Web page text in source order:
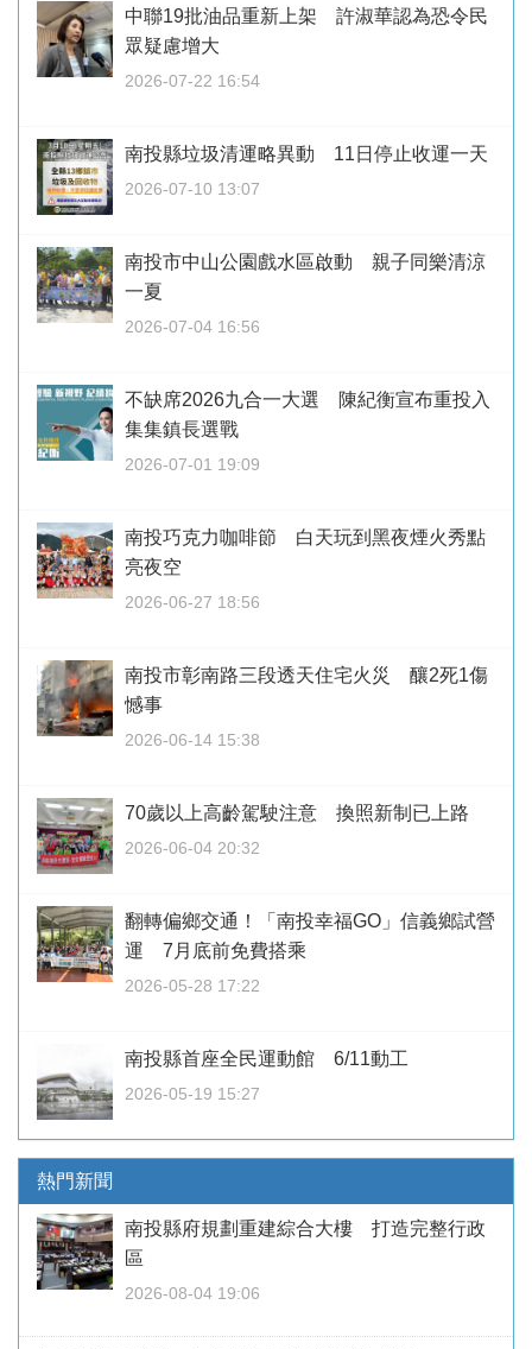
中聯19批油品重新上架 許淑華認為恐令民
眾疑慮增大
2026-07-22 16:54
南投縣垃圾清運略異動 11日停止收運一天
2026-07-10 13:07
南投市中山公園戲水區啟動 親子同樂清涼
一夏
2026-07-04 16:56
不缺席2026九合一大選 陳紀衡宣布重投入
集集鎮長選戰
2026-07-01 19:09
南投巧克力咖啡節 白天玩到黑夜煙火秀點
亮夜空
2026-06-27 18:56
南投市彰南路三段透天住宅火災 釀2死1傷
憾事
2026-06-14 15:38
70歲以上高齡駕駛注意 換照新制已上路
2026-06-04 20:32
翻轉偏鄉交通！「南投幸福GO」信義鄉試營
運 7月底前免費搭乘
2026-05-28 17:22
南投縣首座全民運動館 6/11動工
2026-05-19 15:27
熱門新聞
南投縣府規劃重建綜合大樓 打造完整行政
區
2026-08-04 19:06